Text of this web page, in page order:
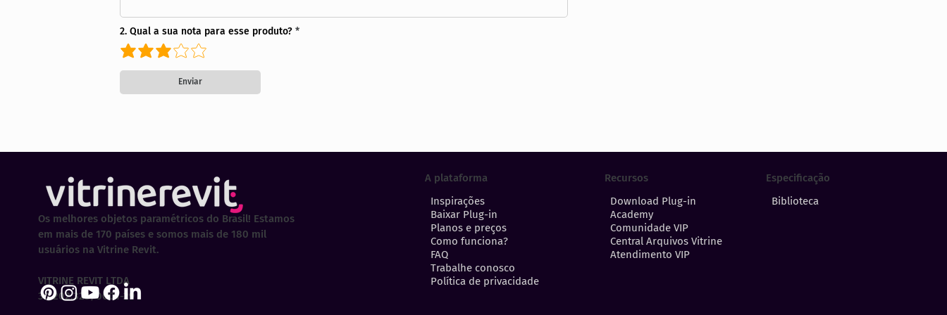
2. Qual a sua nota para esse produto?
Enviar
A plataforma
Inspirações
Baixar Plug-in
Planos e preços
Como funciona?
FAQ
Trabalhe conosco
Política de privacidade
Recursos
Download Plug-in
Academy
Comunidade VIP
Central Arquivos Vitrine
Atendimento VIP
Especificação
Biblioteca
Os melhores objetos paramétricos do Brasil! Estamos
em mais de 170 países e somos mais de 180 mil
usuários na Vitrine Revit.
VITRINE REVIT LTDA
30.202.323/0001-29